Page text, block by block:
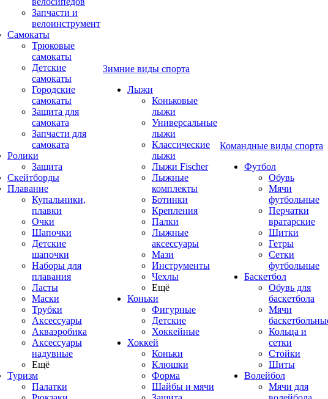
Запчасти и
велоинструмент
Самокаты
Трюковые
самокаты
Детские
самокаты
Городские
самокаты
Защита для
самоката
Запчасти для
самоката
Ролики
Защита
Скейтборды
Плавание
Купальники,
плавки
Очки
Шапочки
Детские
шапочки
Наборы для
плавания
Ласты
Маски
Трубки
Аксессуары
Акваэробика
Аксессуары
надувные
Ещё
Туризм
Палатки
Зимние виды спорта
Лыжи
Коньковые
лыжи
Универсальные
лыжи
Классические
лыжи
Лыжи Fischer
Лыжные
комплекты
Ботинки
Крепления
Палки
Лыжные
аксессуары
Мази
Инструменты
Чехлы
Ещё
Коньки
Фигурные
Детские
Хоккейные
Хоккей
Коньки
Клюшки
Форма
Шайбы и мячи
Командные виды спорта
Футбол
Обувь
Мячи
футбольные
Перчатки
вратарские
Щитки
Гетры
Сетки
футбольные
Баскетбол
Обувь для
баскетбола
Мячи
Кольца и
сетки
Стойки
Щиты
Волейбол
Мячи для